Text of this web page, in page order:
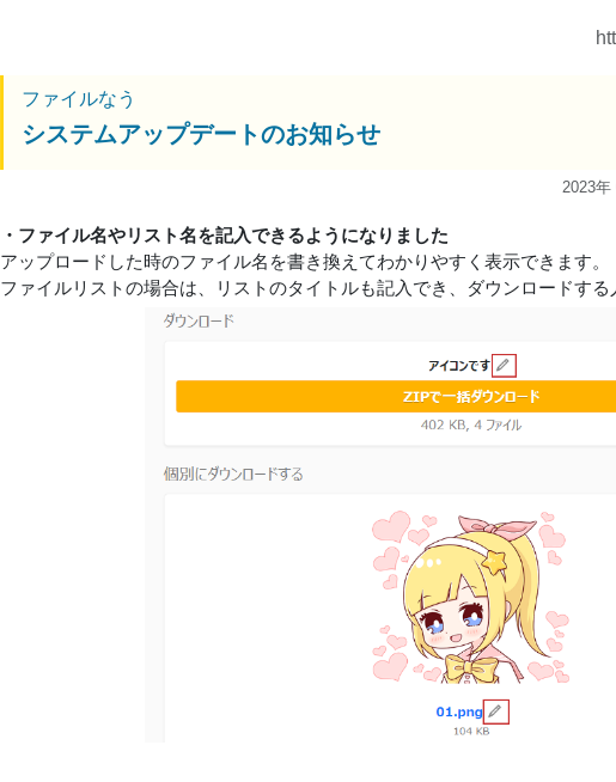
ファイルなう
システムアップデートのお知らせ
2023年
・ファイル名やリスト名を記入できるようになりました
アップロードした時のファイル名を書き換えてわかりやすく表示できます。
ファイルリストの場合は、リストのタイトルも記入でき、ダウンロードする